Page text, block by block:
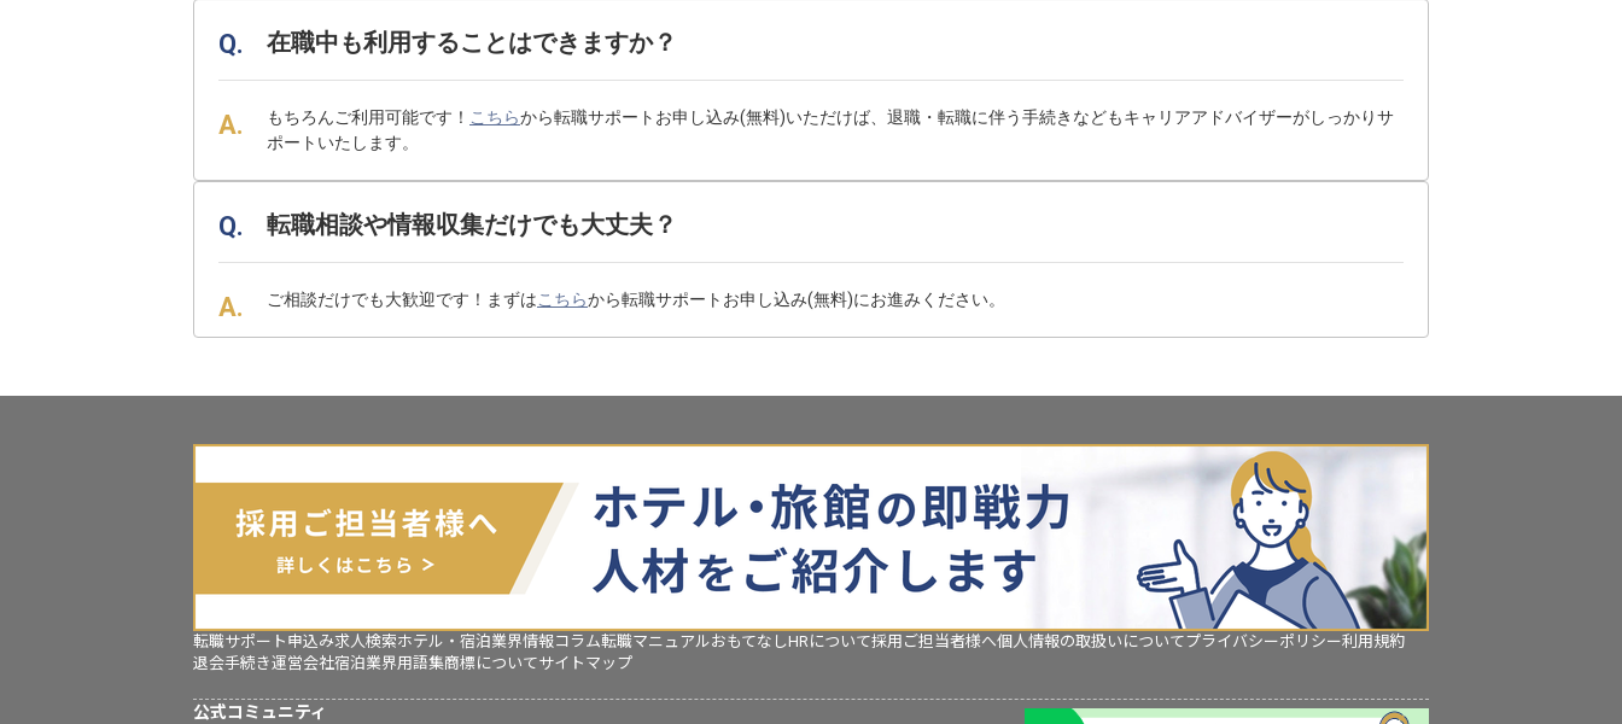
在職中も利用することはできますか？
もちろんご利用可能です！ こちらから転職サポートお申し込み(無料)いただけば、退職・転職に伴う手続きなどもキャリアアドバイザーがしっかりサ
ポートいたします。
転職相談や情報収集だけでも大丈夫？
ご相談だけでも大歓迎です！まずはこちらから転職サポートお申し込み(無料)にお進みください。
転職サポート申込み求人検索ホテル・宿泊業界情報コラム転職マニュアルおもてなしHRについて採用ご担当者様へ個人情報の取扱いについてプライバシーポリシー利用規約
退会手続き運営会社宿泊業界用語集商標についてサイトマップ
公式コミュニティ